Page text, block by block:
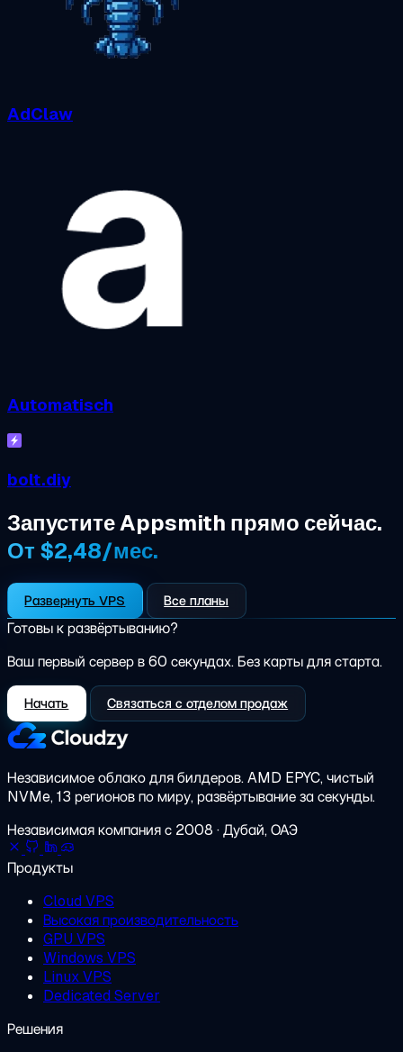
AdClaw
Automatisch
bolt.diy
Запустите Appsmith прямо сейчас.
От $2,48/мес.
Развернуть VPS Все планы
Готовы к развёртыванию?
Ваш первый сервер в 60 секундах. Без карты для старта.
Начать Связаться с отделом продаж
Независимое облако для билдеров.AMD EPYC, чистый
NVMe, 13 регионов по миру, развёртывание за секунды.
Независимая компания с 2008 · Дубай, ОАЭ
Продукты
Cloud VPS
Высокая производительность
GPU VPS
Windows VPS
Linux VPS
Dedicated Server
Решения